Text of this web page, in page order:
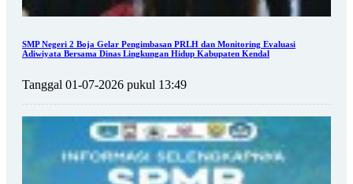
SMP Negeri 2 Boja Gelar Pengimbasan PRLH dan Monitoring Evaluasi
Adiwiyata Bersama Dinas Lingkungan Hidup Kabupaten Kendal
Tanggal 01-07-2026 pukul 13:49